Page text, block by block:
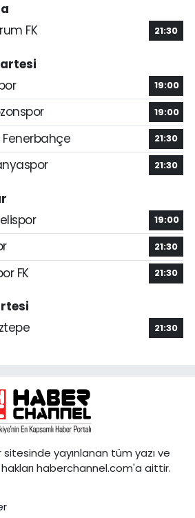
FK
21:30
19:00
19:00
Fenerbahçe 21:30
21:30
19:00
21:30
FK 21:30
21:30
yayınlanan tüm yazı ve
haberchannel.com'a aittir.